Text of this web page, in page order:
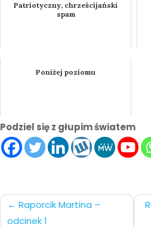
Patriotyczny, chrześcijański
spam
Poniżej poziomu
Podziel się z głupim światem
Nawigacja
Raporcik Martina –
odcinek 1